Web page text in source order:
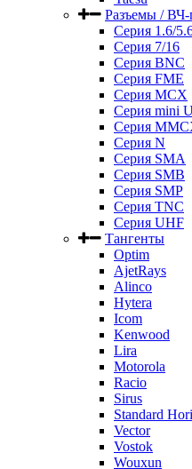
Разъемы / ВЧ-
Серия 1.6/
Серия 7/16
Серия BNC
Серия FME
Серия MCX
Серия mini
Серия
Серия N
Серия SMA
Серия SMB
Серия SMP
Серия TNC
Серия UHF
Тангенты
Optim
AjetRays
Alinco
Hytera
Icom
Kenwood
Lira
Motorola
Racio
Sirus
Standard
Vector
Vostok
Wouxun